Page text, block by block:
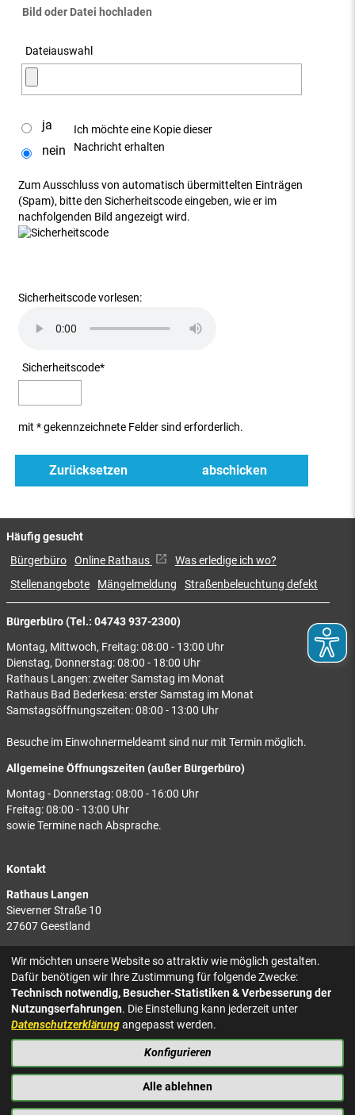
Bild oder Datei hochladen
Dateiauswahl
Ich möchte eine Kopie dieser
Nachricht erhalten
ja
nein
Zum Ausschluss von automatisch übermittelten Einträgen
(Spam), bitte den Sicherheitscode eingeben, wie er im
nachfolgenden Bild angezeigt wird.
Sicherheitscode vorlesen:
Sicherheitscode*
mit * gekennzeichnete Felder sind erforderlich.
Bürgerbüro (Tel.: 04743 937-2300)
Montag, Mittwoch, Freitag: 08:00 - 13:00 Uhr
Dienstag, Donnerstag: 08:00 - 18:00 Uhr
Rathaus Langen: zweiter Samstag im Monat
Rathaus Bad Bederkesa: erster Samstag im Monat
Samstagsöffnungszeiten: 08:00 - 13:00 Uhr
Besuche im Einwohnermeldeamt sind nur mit Termin möglich.
Allgemeine Öffnungszeiten (außer Bürgerbüro)
Montag - Donnerstag: 08:00 - 16:00 Uhr
Freitag: 08:00 - 13:00 Uhr
sowie Termine nach Absprache.
Kontakt
Rathaus Langen
Sieverner Straße 10
27607 Geestland
Rathaus Bad Bederkesa
Am Markt 8
27624 Geestland
Tel.: 04743 937-2300
Häufig gesucht
Bürgerbüro Online Rathaus
Was erledige ich wo?
Stellenangebote
Mängelmeldung Straßenbeleuchtung defekt
KONTAKT
IMPRESSUM
BARRIEREFREIHEIT
NACH OBEN
Wir möchten unsere Website so attraktiv wie möglich gestalten.
Dafür benötigen wir Ihre Zustimmung für folgende Zwecke:
Technisch notwendig, Besucher-Statistiken & Verbesserung der
Nutzungserfahrungen. Die Einstellung kann jederzeit unter
Datenschutzerklärungangepasst werden.
Konfigurieren
Alle ablehnen